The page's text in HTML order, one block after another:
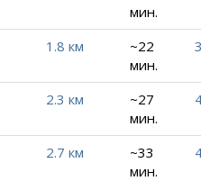
мин.
1.8 км
~22
мин.
2.3 км
~27
мин.
2.7 км
~33
мин.